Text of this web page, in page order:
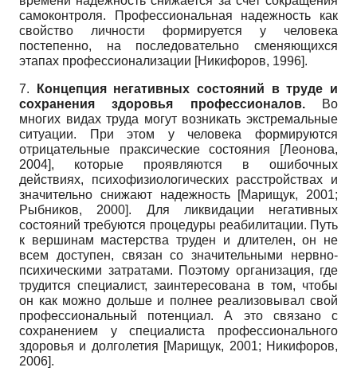
самоконтроля. Профессиональная надежность как
свойство личности формируется у человека
постепенно, на последовательно сменяющихся
этапах профессионализации [Никифоров, 1996].
7.
Концепция негативных состояний в труде и
сохранения здоровья профессионалов.Во
многих видах труда могут возникать экстремальные
ситуации. При этом у человека формируются
отрицательные праксические состояния
[Леонова,
2004], которые проявляются в ошибочных
действиях, психофизиологических расстройствах и
значительно снижают надежность
[Марищук, 2001;
Рыбников, 2000]. Для ликвидации негативных
состояний требуются процедуры реабилитации. Путь
к вершинам мастерства труден и длителен, он не
всем доступен, связан со значительными нервно-
психическими затратами. Поэтому организация, где
трудится специалист, заинтересована в том, чтобы
он как можно дольше и полнее реализовывал свой
профессиональный потенциал. А это связано с
сохранением у специалиста профессионального
здоровья и долголетия [Марищук, 2001; Никифоров,
2006].